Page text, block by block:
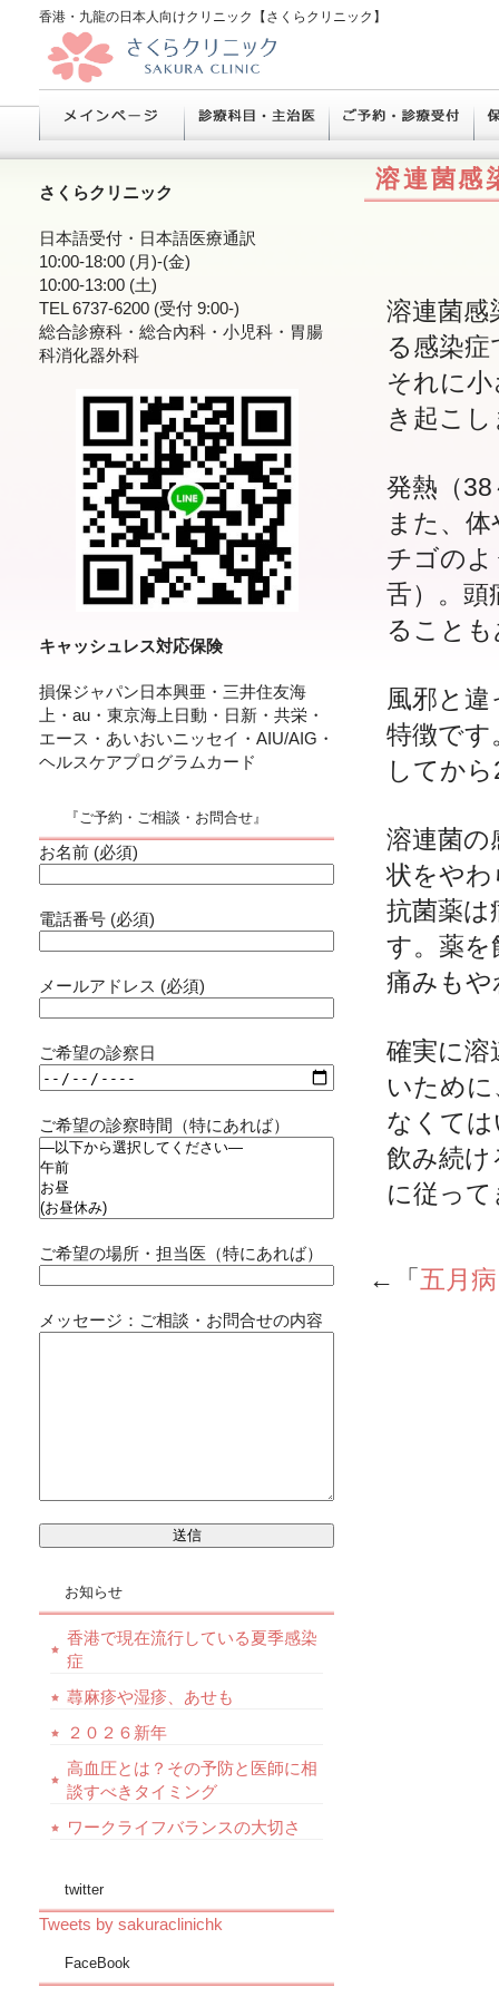
香港・九龍の日本人向けクリニック【さくらクリニック】
溶連菌感
溶連菌感
る感染
それに
き起こ
発熱（
また、
チゴの
舌）。頭
ること
風邪と
特徴です
してか
溶連菌
状をや
抗菌薬は
す。薬を
痛みも
確実に溶
いため
なくて
飲み続け
に従っ
←「五月
さくらクリニック
日本語受付・日本語医療通訳
10:00-18:00 (月)-(金)
10:00-13:00 (土)
TEL 6737-6200 (受付 9:00-)
総合診療科・総合內科・小児科・胃腸
科消化器外科
キャッシュレス対応保険
損保ジャパン日本興亜・三井住友海
上・au・東京海上日動・日新・共栄・
エース・あいおいニッセイ・AIU/AIG・
ヘルスケアプログラムカード
『ご予約・ご相談・お問合せ』
お名前 (必須)
電話番号 (必須)
メールアドレス (必須)
ご希望の診察日
ご希望の診察時間（特にあれば）
ご希望の場所・担当医（特にあれば）
メッセージ：ご相談・お問合せの内容
お知らせ
香港で現在流行している夏季感染
症
蕁麻疹や湿疹、あせも
２０２６新年
高血圧とは？その予防と医師に相
談すべきタイミング
ワークライフバランスの大切さ
twitter
Tweets by sakuraclinichk
FaceBook